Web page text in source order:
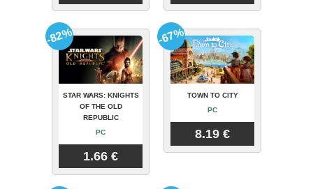
STAR WARS: KNIGHTS
OF THE OLD
REPUBLIC
PC
1.66 €
-82%
TOWN TO CITY
PC
8.19 €
-67%